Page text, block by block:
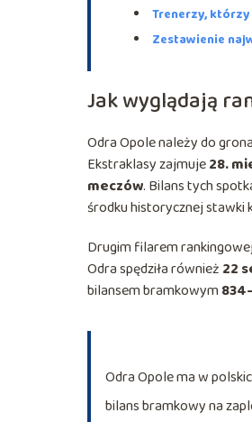
Trenerzy,
Zestawienie
Jak wyglądają
Odra Opole należy do
Ekstraklasy zajmuje28.
meczów. Bilans tych
środku historycznej stawki
Drugim filarem
Odra spędziła również 22
bilansem bramkowym
Odra Opole ma w
bilans bramkowy na